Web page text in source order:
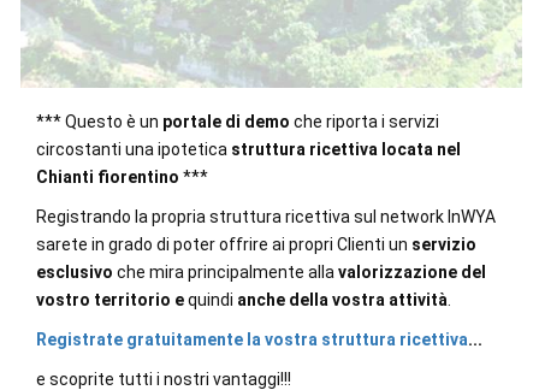
*** Questo è un portale di demo che riporta i servizi
circostanti una ipotetica struttura ricettiva locata nel
Chianti fiorentino ***
Registrando la propria struttura ricettiva sul network InWYA
sarete in grado di poter offrire ai propri Clienti un servizio
esclusivo che mira principalmente alla valorizzazione del
vostro territorio equindi anche della vostra attività
Registrate gratuitamente la vostra struttura ricettiva...
e scoprite tutti i nostri vantaggi!!!